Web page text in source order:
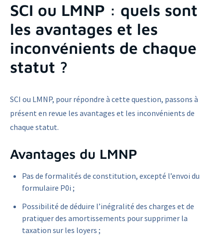
SCI ou LMNP : quels sont
les avantages et les
inconvénients de chaque
statut ?
SCI ou LMNP, pour répondre à cette question, passons à
présent en revue les avantages et les inconvénients de
chaque statut.
Avantages du LMNP
Pas de formalités de constitution, excepté l’envoi du
formulaire P0i ;
Possibilité de déduire l’inégralité des charges et de
pratiquer des amortissements pour supprimer la
taxation sur les loyers ;